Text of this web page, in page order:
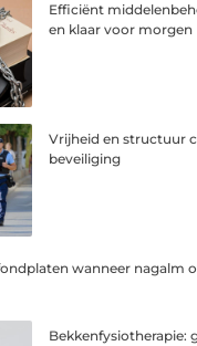
Efficiënt
en klaar voor morgen
Vrijheid en structuur
beveiliging
wanneer nagalm
Bekkenfysiotherapie: